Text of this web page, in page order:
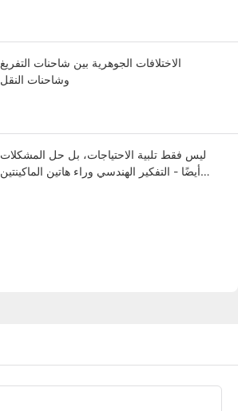
الاختلافات الجوهرية بين شاحنات التفريغ
وشاحنات النقل
ليس فقط تلبية الاحتياجات، بل حل المشكلات
أيضًا - التفكير الهندسي وراء هاتين الماكينتين